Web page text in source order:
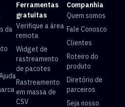
da
Ferramentas
gratuitas
Verifique a área
remota
Widget de
rastreamento
de pacotes
Rastreamento
em massa de
CSV
Companhia
Quem somos
Fale Conosco
Clientes
Roteiro do
produto
Diretório de
parceiros
Seja nosso